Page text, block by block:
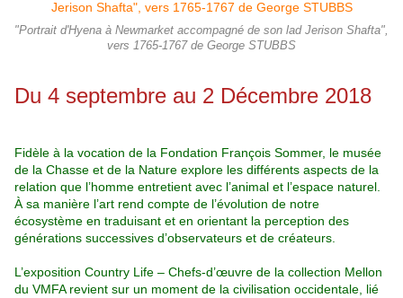
"Portrait d'Hyena à Newmarket accompagné de son lad Jerison Shafta",
vers 1765-1767 de George STUBBS
Du 4 septembre au 2 Décembre 2018
Fidèle à la vocation de la Fondation François Sommer, le musée
de la Chasse et de la Nature explore les différents aspects de la
relation que l’homme entretient avec l’animal et l’espace naturel.
À sa manière l’art rend compte de l’évolution de notre
écosystème en traduisant et en orientant la perception des
générations successives d’observateurs et de créateurs.
L’exposition Country Life – Chefs-d’œuvre de la collection Mellon
du VMFA revient sur un moment de la civilisation occidentale, lié